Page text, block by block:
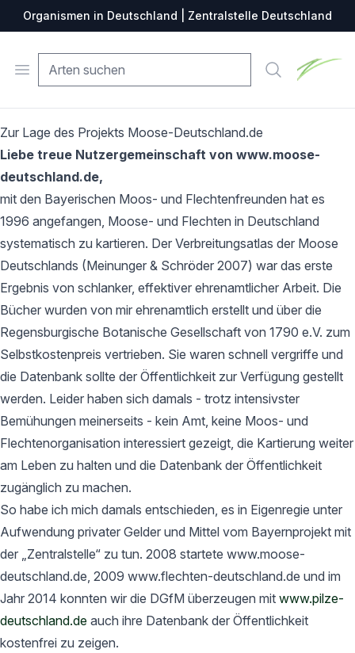
Organismen in Deutschland | Zentralstelle Deutschland
Open menu Suche
Zur Lage des Projekts Moose-Deutschland.de
Liebe treue Nutzergemeinschaft von www.moose-
deutschland.de,
mit den Bayerischen Moos- und Flechtenfreunden hat es
1996 angefangen, Moose- und Flechten in Deutschland
systematisch zu kartieren. Der Verbreitungsatlas der Moose
Deutschlands (Meinunger & Schröder 2007) war das erste
Ergebnis von schlanker, effektiver ehrenamtlicher Arbeit. Die
Bücher wurden von mir ehrenamtlich erstellt und über die
Regensburgische Botanische Gesellschaft von 1790 e.V. zum
Selbstkostenpreis vertrieben. Sie waren schnell vergriffe und
die Datenbank sollte der Öffentlichkeit zur Verfügung gestellt
werden. Leider haben sich damals - trotz intensivster
Bemühungen meinerseits - kein Amt, keine Moos- und
Flechtenorganisation interessiert gezeigt, die Kartierung weiter
am Leben zu halten und die Datenbank der Öffentlichkeit
zugänglich zu machen.
So habe ich mich damals entschieden, es in Eigenregie unter
Aufwendung privater Gelder und Mittel vom Bayernprojekt mit
der „Zentralstelle“ zu tun. 2008 startete www.moose-
deutschland.de, 2009 www.flechten-deutschland.de und im
Jahr 2014 konnten wir die DGfM überzeugen mit www.pilze-
deutschland.de auch ihre Datenbank der Öffentlichkeit
kostenfrei zu zeigen.